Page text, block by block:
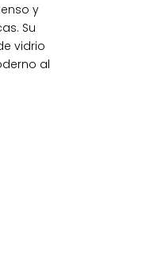
y
Su
vidrio
al